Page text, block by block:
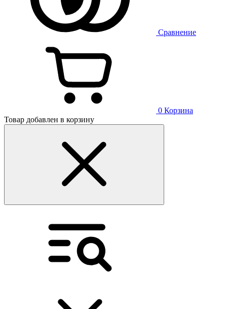
Сравнение
0 Корзина
Товар добавлен в корзину